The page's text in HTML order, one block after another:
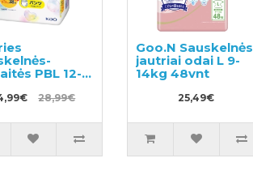
PBL 12-
28,99€
Goo.N Sauskelnės
jautriai odai L 9-
14kg 48vnt
25,49€